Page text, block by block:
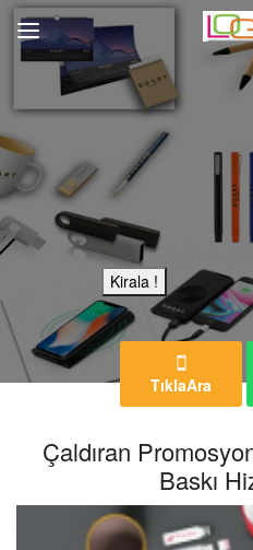
TıklaAra
Bu Reklam Sayfası
Kirala !
Çaldıran
Baskı